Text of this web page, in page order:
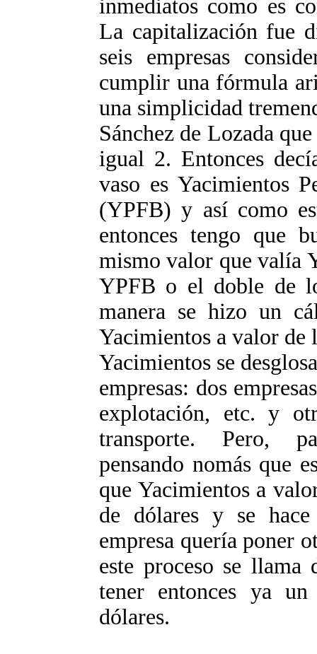
inmediatos como es
La capitalización fue
seis empresas
cumplir una fórmula
una simplicidad
Sánchez de Lozada
igual 2. Entonces
vaso es Yacimientos
(YPFB) y así como
entonces tengo que
mismo valor que valía
YPFB o el doble de
manera se hizo un
Yacimientos a valor de
Yacimientos se
empresas: dos
explotación, etc. y
transporte. Pero,
pensando nomás que
que Yacimientos a
de dólares y se
empresa quería poner
este proceso se
tener entonces ya
dólares.